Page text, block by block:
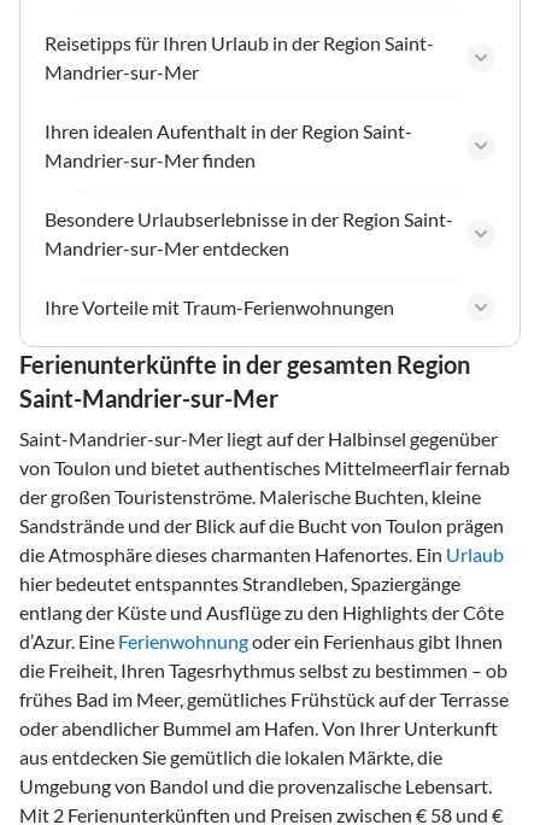
Reisetipps für Ihren Urlaub in der Region Saint-
Mandrier-sur-Mer
Ihren idealen Aufenthalt in der Region Saint-
Mandrier-sur-Mer finden
Besondere Urlaubserlebnisse in der Region Saint-
Mandrier-sur-Mer entdecken
Ihre Vorteile mit Traum-Ferienwohnungen
Ferienunterkünfte in der gesamten Region
Saint-Mandrier-sur-Mer
Saint-Mandrier-sur-Mer liegt auf der Halbinsel gegenüber
von Toulon und bietet authentisches Mittelmeerflair fernab
der großen Touristenströme. Malerische Buchten, kleine
Sandstrände und der Blick auf die Bucht von Toulon prägen
die Atmosphäre dieses charmanten Hafenortes. Ein Urlaub
hier bedeutet entspanntes Strandleben, Spaziergänge
entlang der Küste und Ausflüge zu den Highlights der Côte
d’Azur. Eine Ferienwohnungoder ein Ferienhaus gibt Ihnen
die Freiheit, Ihren Tagesrhythmus selbst zu bestimmen – ob
frühes Bad im Meer, gemütliches Frühstück auf der Terrasse
oder abendlicher Bummel am Hafen. Von Ihrer Unterkunft
aus entdecken Sie gemütlich die lokalen Märkte, die
Umgebung von Bandol und die provenzalische Lebensart.
Mit 2 Ferienunterkünften und Preisen zwischen € 58 und €